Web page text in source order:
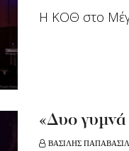
Η ΚΟΘ στο
«Δυο γυμνά
ΒΑΣΙΛΗΣ